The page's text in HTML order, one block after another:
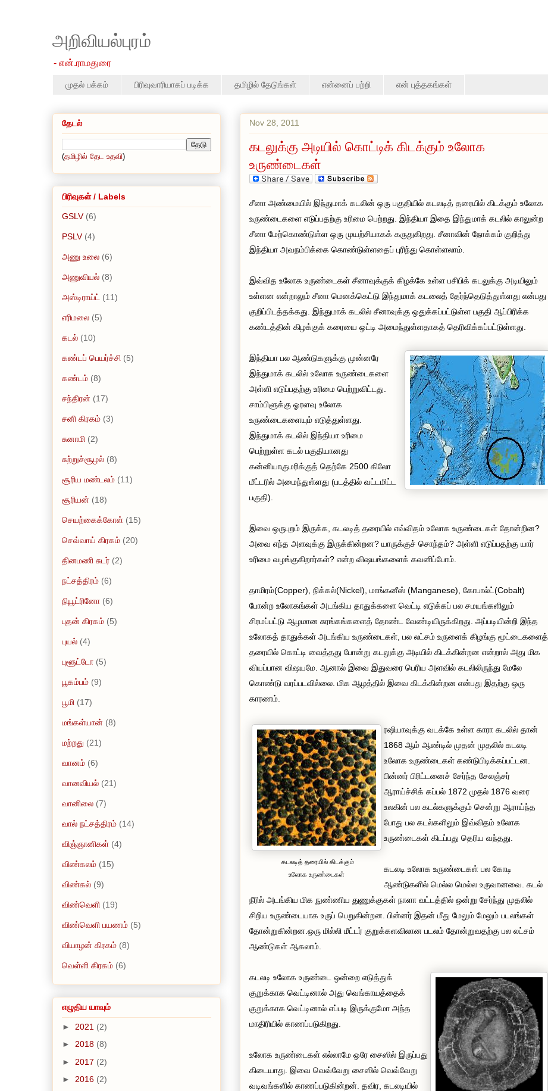
அறிவியல்புரம்
- என்.ராமதுரை
முதல் பக்கம் பிரிவுவாரியாகப் படிக்க தமிழில் தேடுங்கள் என்னைப் பற்றி என் புத்தகங்கள்
Nov 28, 2011
கடலுக்கு அடியில் கொட்டிக் கிடக்கும் உலோக
உருண்டைகள்
சீனா அண்மையில் இந்துமாக் கடலின் ஒரு பகுதியில் கடலடித் தரையில் கிடக்கும் உலோக
உருண்டைகளை எடுப்பதற்கு உரிமை பெற்றது. இந்தியா இதை இந்துமாக் கடலில் காலுன்ற
சீனா மேற்கொண்டுள்ள ஒரு முயற்சியாகக் கருதுகிறது. சீனாவின் நோக்கம் குறித்து
இந்தியா அவநம்பிக்கை கொண்டுள்ளதைப் புரிந்து கொள்ளலாம்.
இவ்வித உலோக உருண்டைகள் சீனாவுக்குக் கிழக்கே உள்ள பசிபிக் கடலுக்கு அடியிலும்
உள்ளன என்றாலும் சீனா மெனக்கெட்டு இந்துமாக் கடலைத் தேர்ந்தெடுத்துள்ளது என்பது
குறிப்பிடத்தக்கது. இந்துமாக் கடலில் சீனாவுக்கு ஒதுக்கப்பட்டுள்ள பகுதி ஆப்பிரிக்க
கண்டத்தின் கிழக்குக் கரையை ஒட்டி அமைந்துள்ளதாகத் தெரிவிக்கப்பட்டுள்ளது.
இந்தியா பல ஆண்டுகளுக்கு முன்னரே
இந்துமாக் கடலில் உலோக உருண்டைகளை
அள்ளி எடுப்பதற்கு உரிமை பெற்றுவிட்டது.
சாம்பிளுக்கு ஓரளவு உலோக
உருண்டைகளையும் எடுத்துள்ளது.
இந்துமாக் கடலில் இந்தியா உரிமை
பெற்றுள்ள கடல் பகுதியானது
கன்னியாகுமரிக்குத் தெற்கே 2500 கிலோ
மீட்டரில் அமைந்துள்ளது (படத்தில் வட்டமிட்ட
பகுதி).
இவை ஒருபுறம் இருக்க, கடலடித் தரையில் எவ்விதம் உலோக உருண்டைகள் தோன்றின?
அவை எந்த அளவுக்கு இருக்கின்றன? யாருக்குச் சொந்தம்? அள்ளி எடுப்பதற்கு யார்
உரிமை வழங்குகிறார்கள்? என்ற விஷயங்களைக் கவனிப்போம்.
தாமிரம்(Copper) , நிக்கல்(Nickel) , மாங்கனீஸ் (Manganese) , கோபால்ட் (Cobalt)
போன்ற உலோகங்கள் அடங்கிய தாதுக்களை வெட்டி எடுக்கப் பல சமயங்களிலும்
சிரமப்பட்டு ஆழமான சுரங்கங்களைத் தோண்ட வேண்டியிருக்கிறது. அப்படியின்றி இந்த
உலோகத் தாதுக்கள் அடங்கிய உருண்டைகள், பல லட்சம் உருளைக் கிழங்கு மூட்டைகளைத்
தரையில் கொட்டி வைத்தது போன்று கடலுக்கு அடியில் கிடக்கின்றன என்றால் அது மிக
வியப்பான விஷயமே. ஆனால் இவை இதுவரை பெரிய அளவில் கடலிலிருந்து மேலே
கொண்டு வரப்படவில்லை. மிக ஆழத்தில் இவை கிடக்கின்றன என்பது இதற்கு ஒரு
காரணம்.
கடலடித் தரையில் கிடக்கும்
உலோக உருண்டைகள்
ரஷியாவுக்கு வடக்கே உள்ள காரா கடலில் தான்
1868 ஆம் ஆண்டில் முதன் முதலில் கடலடி
உலோக உருண்டைகள் கண்டுபிடிக்கப்பட்டன.
பின்னர் பிரிட்டனைச் சேர்ந்த சேலஞ்சர்
ஆராய்ச்சிக் கப்பல் 1872 முதல் 1876 வரை
உலகின் பல கடல்களுக்கும் சென்று ஆராய்ந்த
போது பல கடல்களிலும் இவ்விதம் உலோக
உருண்டைகள் கிடப்பது தெரிய வந்தது.
கடலடி உலோக உருண்டைகள் பல கோடி
ஆண்டுகளில் மெல்ல மெல்ல உருவானவை. கடல்
நீரில் அடங்கிய மிக நுண்ணிய துணுக்குகள் நாளா வட்டத்தில் ஒன்று சேர்ந்து முதலில்
சிறிய உருண்டையாக உருப் பெறுகின்றன. பின்னர் இதன் மீது மேலும் மேலும் படலங்கள்
தோன்றுகின்றன.ஒரு மில்லி மீட்டர் குறுக்களவிலான படலம் தோன்றுவதற்கு பல லட்சம்
ஆண்டுகள் ஆகலாம்.
கடலடி உலோக உருண்டை ஒன்றை எடுத்துக்
குறுக்காக வெட்டினால் அது வெங்காயத்தைக்
குறுக்காக வெட்டினால் எப்படி இருக்குமோ அந்த
மாதிரியில் காணப்படுகிறது.
உலோக உருண்டைகள் எல்லாமே ஒரே சைஸில் இருப்பது
கிடையாது. இவை வெவ்வேறு சைஸில் வெவ்வேறு
வடிவங்களில் காணப்படுகின்றன். தவிர, கடலடியில்
தேடல்
(தமிழில் தேட உதவி)
பிரிவுகள் / Labels
GSLV (6)
PSLV (4)
அணு உலை (6)
அணுவியல் (8)
அஸ்டிராய்ட் (11)
எரிமலை (5)
கடல் (10)
கண்டப் பெயர்ச்சி (5)
கண்டம் (8)
சந்திரன் (17)
சனி கிரகம் (3)
சுனாமி (2)
சுற்றுச்சூழல் (8)
சூரிய மண்டலம் (11)
சூரியன் (18)
செயற்கைக்கோள் (15)
செவ்வாய் கிரகம் (20)
தினமணி சுடர் (2)
நட்சத்திரம் (6)
நியூட்ரினோ (6)
புதன் கிரகம் (5)
புயல் (4)
புளூட்டோ (5)
பூகம்பம் (9)
பூமி (17)
மங்கள்யான் (8)
மற்றது (21)
வானம் (6)
வானவியல் (21)
வானிலை (7)
வால் நட்சத்திரம் (14)
விஞ்ஞானிகள் (4)
விண்கலம் (15)
விண்கல் (9)
விண்வெளி (19)
விண்வெளி பயணம் (5)
வியாழன் கிரகம் (8)
வெள்ளி கிரகம் (6)
எழுதிய யாவும்
► 2021 (2)
► 2018 (8)
► 2017 (2)
► 2016 (2)